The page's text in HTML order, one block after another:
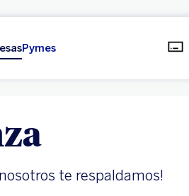
Pymes
te respaldamos!